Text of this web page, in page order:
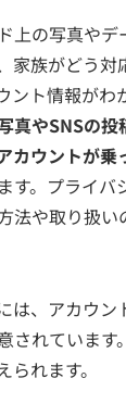
上の写真や
家族がどう対
ント情報がわ
真やSNSの投
カウントが乗
す。プライバ
法や取り扱い
は、アカウン
されています
れます。